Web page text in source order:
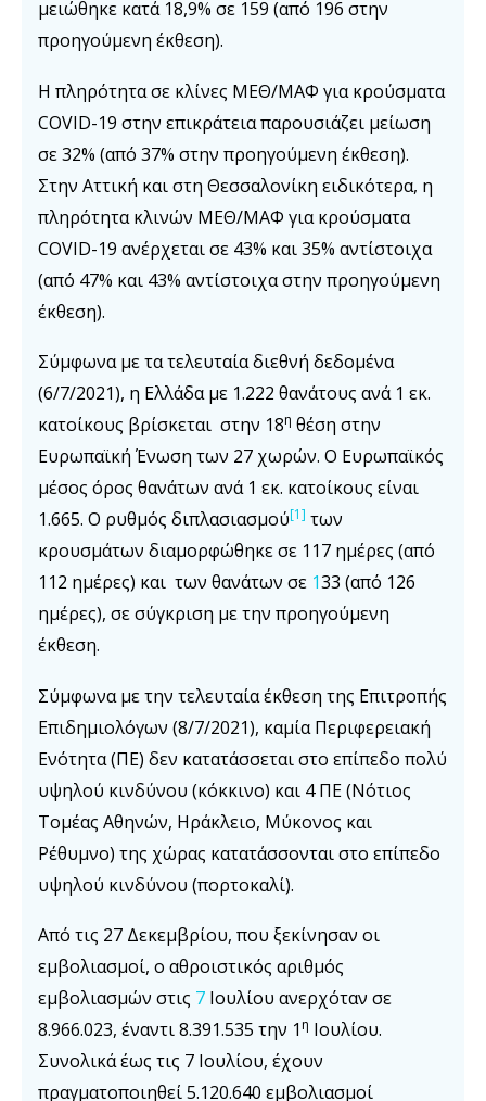
μειώθηκε κατά 18,9% σε 159 (από 196 στην
προηγούμενη έκθεση).
Η πληρότητα σε κλίνες ΜΕΘ/ΜΑΦ για κρούσματα
COVID-19 στην επικράτεια παρουσιάζει μείωση
σε 32% (από 37% στην προηγούμενη έκθεση).
Στην Αττική και στη Θεσσαλονίκη ειδικότερα, η
πληρότητα κλινών ΜΕΘ/ΜΑΦ για κρούσματα
COVID-19 ανέρχεται σε 43% και 35% αντίστοιχα
(από 47% και 43% αντίστοιχα στην προηγούμενη
έκθεση).
Σύμφωνα με τα τελευταία διεθνή δεδομένα
(6/7/2021), η Ελλάδα με 1.222 θανάτους ανά 1 εκ.
κατοίκους βρίσκεται στην 18η θέση στην
Ευρωπαϊκή Ένωση των 27 χωρών. Ο Ευρωπαϊκός
μέσος όρος θανάτων ανά 1 εκ. κατοίκους είναι
1.665. Ο ρυθμός διπλασιασμού[1] των
κρουσμάτων διαμορφώθηκε σε 117 ημέρες (από
112 ημέρες) και των θανάτων σε 133 (από 126
ημέρες), σε σύγκριση με την προηγούμενη
έκθεση.
Σύμφωνα με την τελευταία έκθεση της Επιτροπής
Επιδημιολόγων (8/7/2021), καμία Περιφερειακή
Ενότητα (ΠΕ) δεν κατατάσσεται στο επίπεδο πολύ
υψηλού κινδύνου (κόκκινο) και 4 ΠΕ (Νότιος
Τομέας Αθηνών, Ηράκλειο, Μύκονος και
Ρέθυμνο) της χώρας κατατάσσονται στο επίπεδο
υψηλού κινδύνου (πορτοκαλί).
Από τις 27 Δεκεμβρίου, που ξεκίνησαν οι
εμβολιασμοί, ο αθροιστικός αριθμός
εμβολιασμών στις 7 Ιουλίου ανερχόταν σε
8.966.023, έναντι 8.391.535 την 1η Ιουλίου.
Συνολικά έως τις 7 Ιουλίου, έχουν
πραγματοποιηθεί 5.120.640 εμβολιασμοί